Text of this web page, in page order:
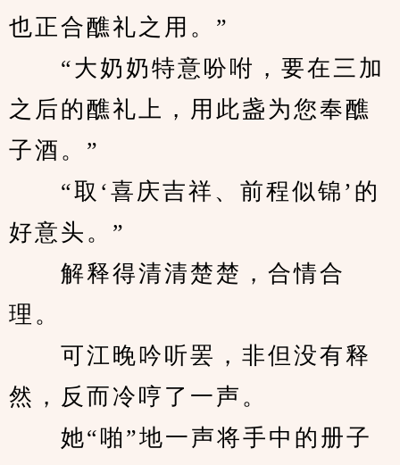
也正合醮礼之用。”
“大奶奶特意吩咐，要在三加
之后的醮礼上，用此盏为您奉醮
子酒。”
“取‘喜庆吉祥、前程似锦’的
好意头。”
解释得清清楚楚，合情合
理。
可江晚吟听罢，非但没有释
然，反而冷哼了一声。
她“啪”地一声将手中的册子